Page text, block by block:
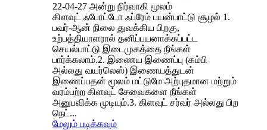
22-04-27 அன்று நிர்வாகி மூலம்
கிளவுட் ஃபோட்டோ ஃப்ரேம் பயன்பாட்டு சூழல் 1.
பவர்-ஆன் நிலை துவக்கிய பிறகு,
உற்பத்தியாளரால் தனிப்பயனாக்கப்பட்ட
செயல்பாட்டு இடைமுகத்தை நீங்கள்
பார்க்கலாம்.2. இணைய இணைப்பு (கம்பி
அல்லது வயர்லெஸ்) இணையத்துடன்
இணைப்பதன் மூலம் மட்டுமே அற்புதமான மற்றும்
வரம்பற்ற கிளவுட் சேவைகளை நீங்கள்
அனுபவிக்க முடியும்.3. கிளவுட் சர்வர் அல்லது பிற
நெட்...
மேலும் படிக்கவும்